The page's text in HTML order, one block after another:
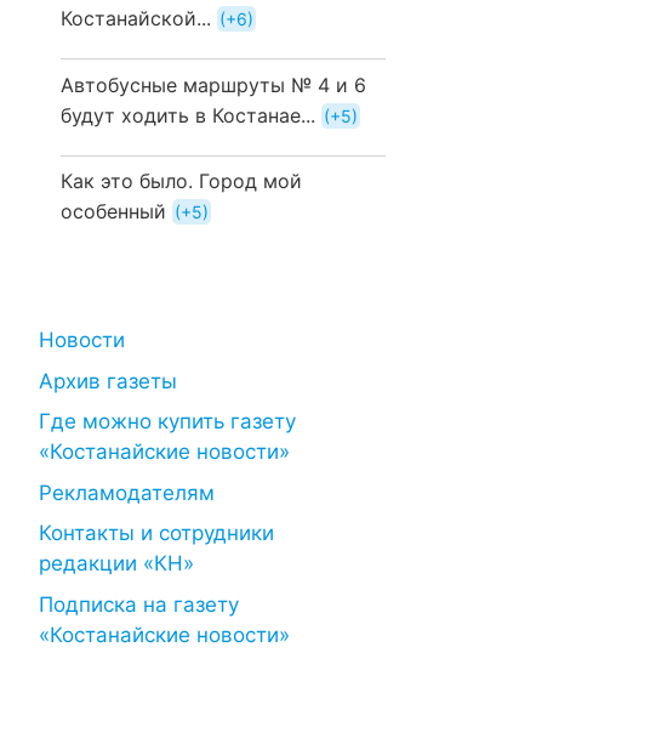
Костанайской...
+6
Автобусные маршруты № 4 и 6
будут ходить в Костанае...
+5
Как это было. Город мой
особенный
+5
Новости
Архив газеты
Где можно купить газету
«Костанайские новости»
Рекламодателям
Контакты и сотрудники
редакции «КН»
Подписка на газету
«Костанайские новости»